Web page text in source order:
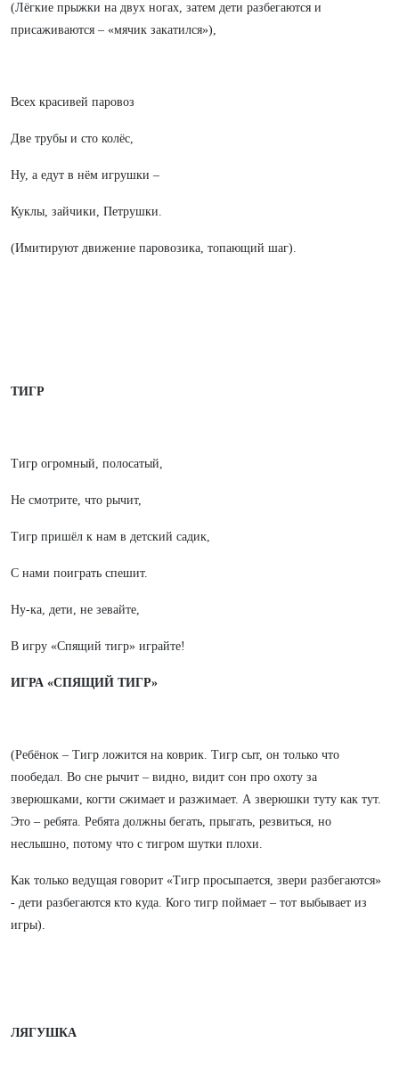
(Лёгкие прыжки на двух ногах, затем дети разбегаются и
присаживаются – «мячик закатился»),
Всех красивей паровоз
Две трубы и сто колёс,
Ну, а едут в нём игрушки –
Куклы, зайчики, Петрушки.
(Имитируют движение паровозика, топающий шаг).
ТИГР
Тигр огромный, полосатый,
Не смотрите, что рычит,
Тигр пришёл к нам в детский садик,
С нами поиграть спешит.
Ну-ка, дети, не зевайте,
В игру «Спящий тигр» играйте!
ИГРА «СПЯЩИЙ ТИГР»
(Ребёнок – Тигр ложится на коврик. Тигр сыт, он только что
пообедал. Во сне рычит – видно, видит сон про охоту за
зверюшками, когти сжимает и разжимает. А зверюшки туту как тут.
Это – ребята. Ребята должны бегать, прыгать, резвиться, но
неслышно, потому что с тигром шутки плохи.
Как только ведущая говорит «Тигр просыпается, звери разбегаются»
- дети разбегаются кто куда. Кого тигр поймает – тот выбывает из
игры).
ЛЯГУШКА